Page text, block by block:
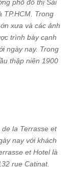
phố đô thị Sài
TP.HCM. Trong
xưa và các ảnh
trình bày cạnh
ngày nay. Trong
thập niên 1900
la Terrasse et
nay với khách
et Hotel là
rue Catinat.